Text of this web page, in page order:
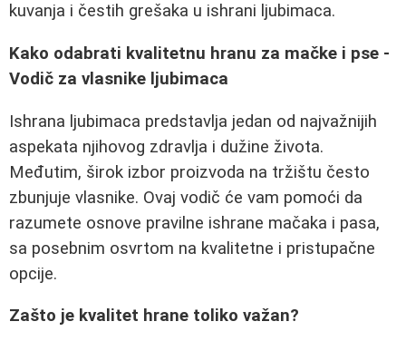
kuvanja i čestih grešaka u ishrani ljubimaca.
Kako odabrati kvalitetnu hranu za mačke i pse -
Vodič za vlasnike ljubimaca
Ishrana ljubimaca predstavlja jedan od najvažnijih
aspekata njihovog zdravlja i dužine života.
Međutim, širok izbor proizvoda na tržištu često
zbunjuje vlasnike. Ovaj vodič će vam pomoći da
razumete osnove pravilne ishrane mačaka i pasa,
sa posebnim osvrtom na kvalitetne i pristupačne
opcije.
Zašto je kvalitet hrane toliko važan?